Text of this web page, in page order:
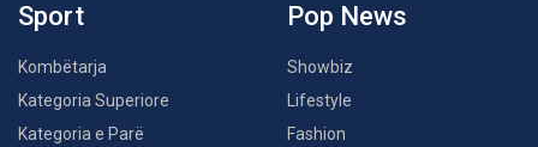
Sport
Kombëtarja
Kategoria Superiore
Kategoria e Parë
Pop News
Showbiz
Lifestyle
Fashion